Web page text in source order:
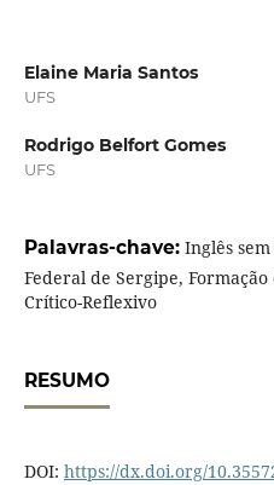
Elaine Maria Santos
UFS
Rodrigo Belfort Gomes
UFS
Palavras-chave: Inglês
Federal de Sergipe,
Crítico-Reflexivo
RESUMO
DOI: https://dx.doi.org/